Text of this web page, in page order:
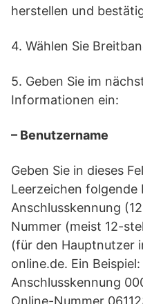
herstellen und
4. Wählen Sie
5. Geben Sie im
Informationen ein:
– Benutzername
Geben Sie in dieses
Leerzeichen folgende
Anschlusskennung
Nummer (meist 12-
(für den Hauptnutzer
online.de. Ein
Anschlusskennung
Online-Nummer